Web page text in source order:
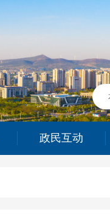
政民互动